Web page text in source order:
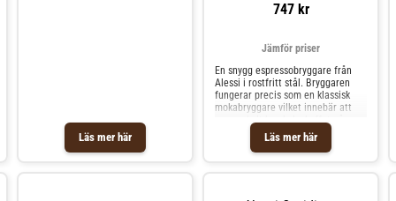
Läs mer här
747 kr
Läs mer här
Jämför priser
En snygg espressobryggare från
Alessi i rostfritt stål. Bryggaren
fungerar precis som en klassisk
mokabryggare vilket innebär att
man enkelt kan koka kaffet på
spisen. Kokar 3 koppar åt
gången. Designern Mario Trimarchi
är en arkitekt från Sicilien som